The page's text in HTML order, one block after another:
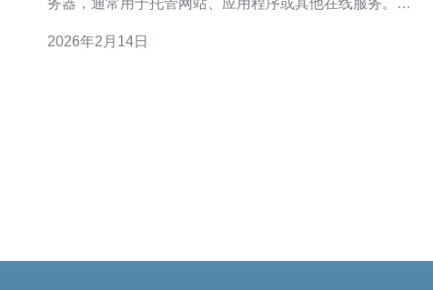
务器，通常用于托管网站、应用程序或其他在线服务。它
获得独立的操作系统、内存和存储空间。相较于共享主
2026年2月14日